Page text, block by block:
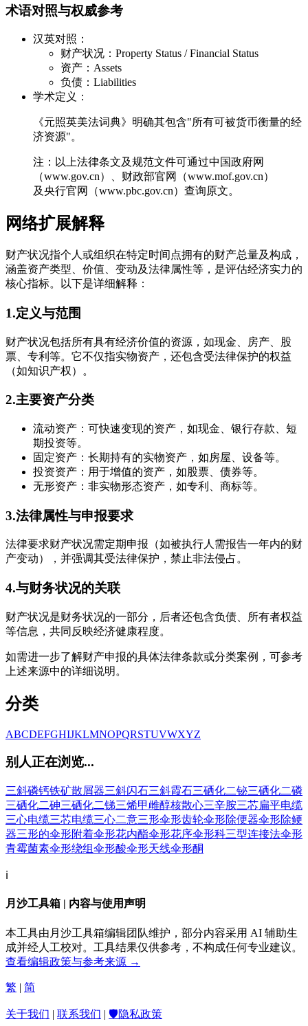
术语对照与权威参考
汉英对照：
财产状况：Property Status / Financial Status
资产：Assets
负债：Liabilities
学术定义：
《元照英美法词典》明确其包含"所有可被货币衡量的经
济资源"。
注：以上法律条文及规范文件可通过中国政府网
（www.gov.cn）、财政部官网（www.mof.gov.cn）
及央行官网（www.pbc.gov.cn）查询原文。
网络扩展解释
财产状况指个人或组织在特定时间点拥有的财产总量及构成，
涵盖资产类型、价值、变动及法律属性等，是评估经济实力的
核心指标。以下是详细解释：
1.定义与范围
财产状况包括所有具有经济价值的资源，如现金、房产、股
票、专利等。它不仅指实物资产，还包含受法律保护的权益
（如知识产权）。
2.主要资产分类
流动资产：可快速变现的资产，如现金、银行存款、短
期投资等。
固定资产：长期持有的实物资产，如房屋、设备等。
投资资产：用于增值的资产，如股票、债券等。
无形资产：非实物形态资产，如专利、商标等。
3.法律属性与申报要求
法律要求财产状况需定期申报（如被执行人需报告一年内的财
产变动），并强调其受法律保护，禁止非法侵占。
4.与财务状况的关联
财产状况是财务状况的一部分，后者还包含负债、所有者权益
等信息，共同反映经济健康程度。
如需进一步了解财产申报的具体法律条款或分类案例，可参考
上述来源中的详细说明。
分类
ABCDEFGHIJKLMNOPQRSTUVWXYZ
别人正在浏览...
三斜磷钙铁矿散屑器三斜闪石三斜霞石三硒化二铋三硒化二磷
三硒化二砷三硒化二锑三烯甲雌醇核散心三辛胺三芯扁平电缆
三心电缆三芯电缆三心二意三形伞形齿轮伞形除便器伞形除鲠
器三形的伞形附着伞形花内酯伞形花序伞形科三型连接法伞形
青霉菌素伞形绕组伞形酸伞形天线伞形酮
ℹ️
月沙工具箱 | 内容与使用声明
本工具由月沙工具箱编辑团队维护，部分内容采用 AI 辅助生
成并经人工校对。工具结果仅供参考，不构成任何专业建议。
查看编辑政策与参考来源 →
繁 | 简
关于我们 | 联系我们 | 🛡️隐私政策